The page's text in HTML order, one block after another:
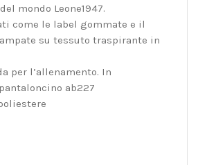
mondo Leone1947.
come le label gommate e il
su tessuto traspirante in
per l’allenamento. In
ab227